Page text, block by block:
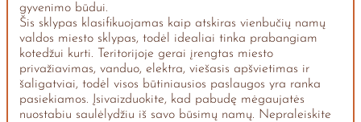
gyvenimo būdui.
Šis sklypas klasifikuojamas kaip atskiras vienbučių namų
valdos miesto sklypas, todėl idealiai tinka prabangiam
kotedžui kurti. Teritorijoje gerai įrengtas miesto
privažiavimas, vanduo, elektra, viešasis apšvietimas ir
šaligatviai, todėl visos būtiniausios paslaugos yra ranka
pasiekiamos. Įsivaizduokite, kad pabudę mėgaujatės
nuostabiu saulėlydžiu iš savo būsimų namų. Nepraleiskite